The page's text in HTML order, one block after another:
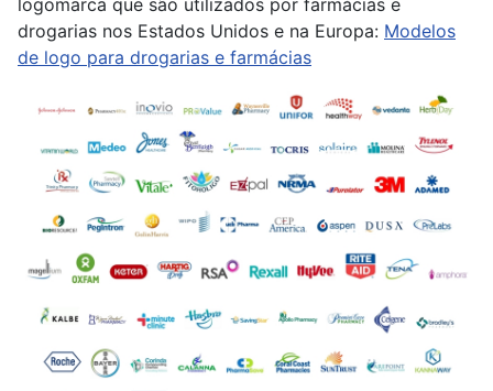
logomarca que são utilizados por farmácias e
drogarias nos Estados Unidos e na Europa: Modelos
de logo para drogarias e farmácias